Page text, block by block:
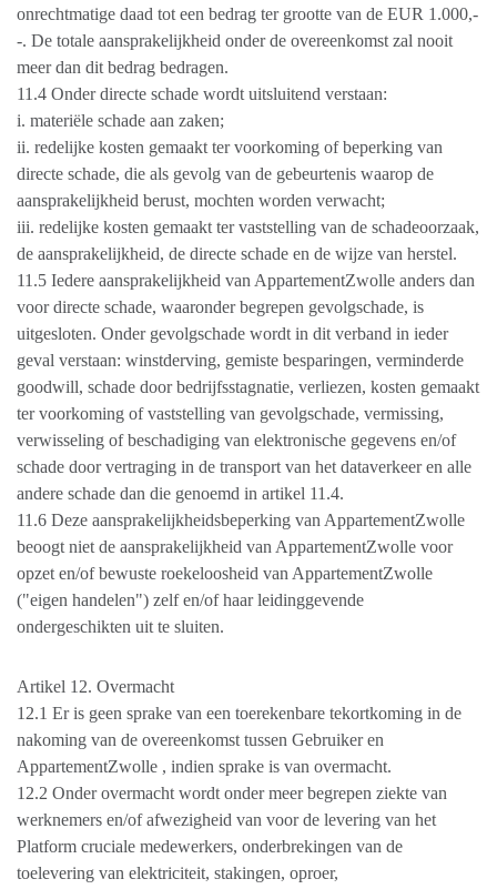
onrechtmatige daad tot een bedrag ter grootte van de EUR 1.000,-
-. De totale aansprakelijkheid onder de overeenkomst zal nooit
meer dan dit bedrag bedragen.
11.4 Onder directe schade wordt uitsluitend verstaan:
i. materiële schade aan zaken;
ii. redelijke kosten gemaakt ter voorkoming of beperking van
directe schade, die als gevolg van de gebeurtenis waarop de
aansprakelijkheid berust, mochten worden verwacht;
iii. redelijke kosten gemaakt ter vaststelling van de schadeoorzaak,
de aansprakelijkheid, de directe schade en de wijze van herstel.
11.5 Iedere aansprakelijkheid van AppartementZwolle anders dan
voor directe schade, waaronder begrepen gevolgschade, is
uitgesloten. Onder gevolgschade wordt in dit verband in ieder
geval verstaan: winstderving, gemiste besparingen, verminderde
goodwill, schade door bedrijfsstagnatie, verliezen, kosten gemaakt
ter voorkoming of vaststelling van gevolgschade, vermissing,
verwisseling of beschadiging van elektronische gegevens en/of
schade door vertraging in de transport van het dataverkeer en alle
andere schade dan die genoemd in artikel 11.4.
11.6 Deze aansprakelijkheidsbeperking van AppartementZwolle
beoogt niet de aansprakelijkheid van AppartementZwolle voor
opzet en/of bewuste roekeloosheid van AppartementZwolle
("eigen handelen") zelf en/of haar leidinggevende
ondergeschikten uit te sluiten.
Artikel 12. Overmacht
12.1 Er is geen sprake van een toerekenbare tekortkoming in de
nakoming van de overeenkomst tussen Gebruiker en
AppartementZwolle , indien sprake is van overmacht.
12.2 Onder overmacht wordt onder meer begrepen ziekte van
werknemers en/of afwezigheid van voor de levering van het
Platform cruciale medewerkers, onderbrekingen van de
toelevering van elektriciteit, stakingen, oproer,